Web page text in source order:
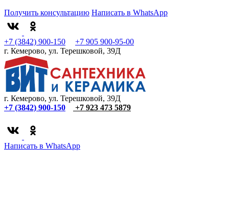
Получить консультацию Написать в WhatsApp
+7 (3842) 900-150
+7 905 900-95-00
г. Кемерово, ул. Терешковой, 39Д
г. Кемерово, ул. Терешковой, 39Д
+7 (3842) 900-150
+7 923 473 5879
Написать в WhatsApp